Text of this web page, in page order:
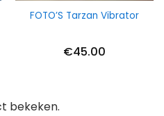
FOTO’S Tarzan Vibrator
€45.00
bekeken.